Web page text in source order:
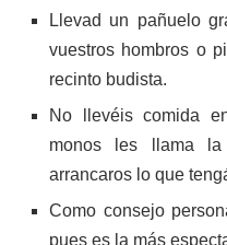
Llevad un pañuelo
vuestros hombros o
recinto budista.
No llevéis comida
monos les llama
arrancaros lo que
Como consejo
pues es la más